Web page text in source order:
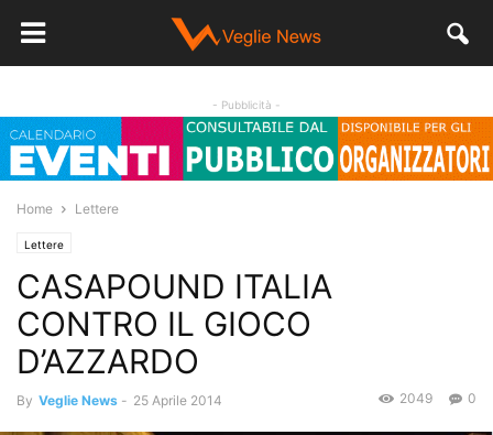
- Pubblicità -
Home Lettere
Lettere
CASAPOUND ITALIA
CONTRO IL GIOCO
D’AZZARDO
By Veglie News - 25 Aprile 2014 0
2049